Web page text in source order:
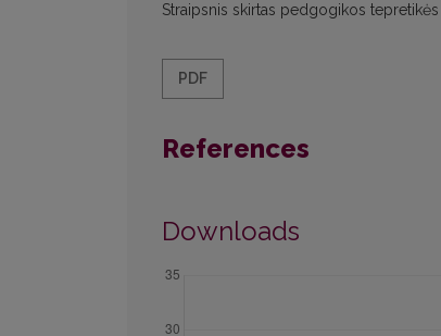
Straipsnis skirtas pedgogikos
PDF
References
Downloads